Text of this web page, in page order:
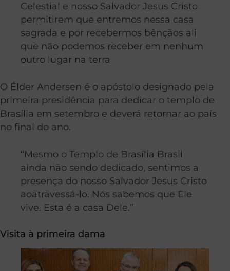
Celestial e nosso Salvador Jesus Cristo
permitirem que entremos nessa casa
sagrada e por recebermos bênçãos ali
que não podemos receber em nenhum
outro lugar na terra
O Élder Andersen é o apóstolo designado pela
primeira presidência para dedicar o templo de
Brasília em setembro e deverá retornar ao país
no final do ano.
“Mesmo o Templo de Brasília Brasil
ainda não sendo dedicado, sentimos a
presença do nosso Salvador Jesus Cristo
aoatravessá-lo. Nós sabemos que Ele
vive. Esta é a casa Dele.”
Visita à primeira dama